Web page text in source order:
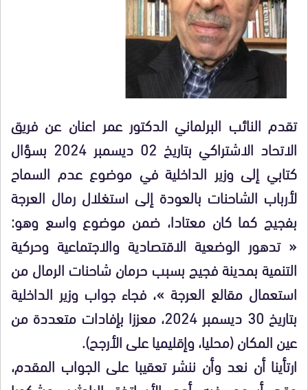
تقدم النائب البرلماني الدكتور عمر اعنان عن فريق
الاتحاد الاشتراكي بتاريخ 02 ديسمبر 2024 بسؤال
كتابي إلى وزير الداخلية في موضوع عدم السماح
لأرباب الشاحنات بالعودة إلى استغلال رمال العرجة
بفجيج كما كان معتادا، ضمن موضوع واسع وهو:
« تدهور الوضعية الاقتصادية والاجتماعية وحركية
التنمية بمدينة فجيج بسبب حرمان شاحنات الرمال من
استعمال مقالع العرجة »، فجاء جواب وزير الداخلية
بتاريخ 30 ديسمبر 2024، معززا بإفادات متعددة من
عين المكان (محليا، وإقليميا على الأرجح).
ارتأينا أن نعد وأن ننشر تعقيبا على الجواب المقدم،